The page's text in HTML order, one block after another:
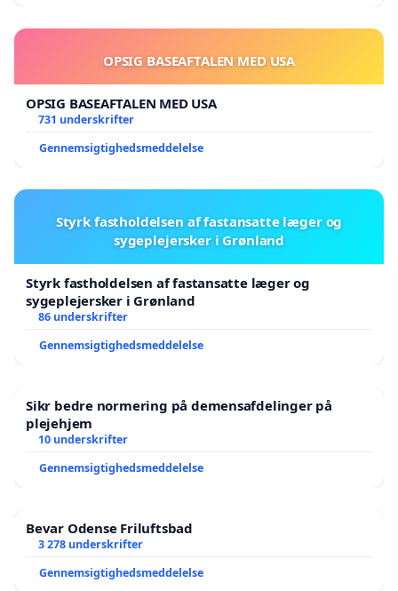
OPSIG BASEAFTALEN MED USA
OPSIG BASEAFTALEN MED USA
731 underskrifter
Gennemsigtighedsmeddelelse
Styrk fastholdelsen af fastansatte læger og
sygeplejersker i Grønland
Styrk fastholdelsen af fastansatte læger og
sygeplejersker i Grønland
86 underskrifter
Gennemsigtighedsmeddelelse
Sikr bedre normering på demensafdelinger på
plejehjem
10 underskrifter
Gennemsigtighedsmeddelelse
Bevar Odense Friluftsbad
3 278 underskrifter
Gennemsigtighedsmeddelelse